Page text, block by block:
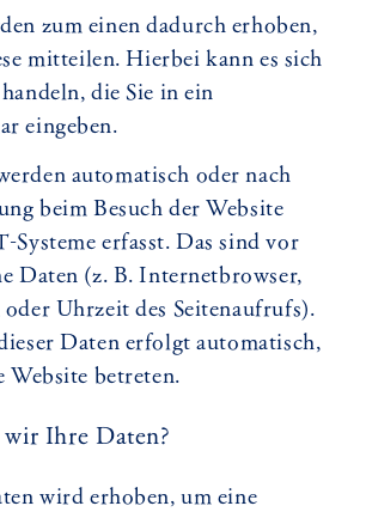
zum einen dadurch erhoben,
mitteilen. Hierbei kann es sich
die Sie in ein
eingeben.
automatisch oder nach
beim Besuch der Website
Systeme erfasst. Das sind vor
Daten (z. B. Internetbrowser,
Uhrzeit des Seitenaufrufs).
Daten erfolgt automatisch,
Website betreten.
Ihre Daten?
wird erhoben, um eine